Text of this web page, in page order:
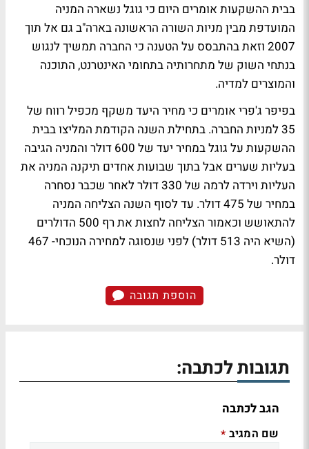
בבית ההשקעות אומרים היום כי גוגל נשארה המניה
המועדפת מבין מניות השורה הראשונה בארה"ב גם אל תוך
2007 וזאת בהתבסס על הטענה כי החברה תמשיך לנגוש
בנתחי השוק של מתחרותיה בתחומי האינטרנט, התוכנה
והמוצרים למדיה.
בפיפר ג'פרי אומרים כי מחיר היעד משקף מכפיל רווח של
35 למניות החברה. בתחילת השנה הקודמת המליצו בבית
ההשקעות על גוגל במחיר יעד של 600 דולר והמניה הגיבה
בעליות שערים אבל בתוך שבועות אחדים תיקנה המניה את
העליות וירדה לרמה של 330 דולר לאחר שכבר נסחרה
במחיר של 475 דולר. עד לסוף השנה הצליחה המניה
להתאושש וכאמור הצליחה לחצות את רף 500 הדולרים
(השיא היה 513 דולר) לפני שנסוגה למחירה הנוכחי- 467
דולר.
הוספת תגובה
תגובות לכתבה:
הגב לכתבה
שם המגיב *